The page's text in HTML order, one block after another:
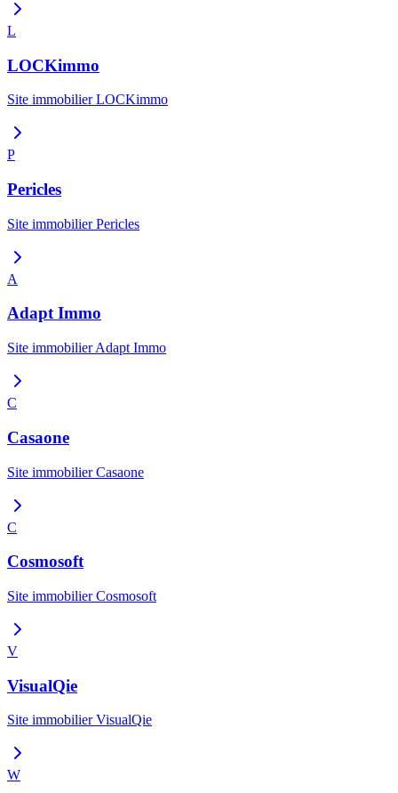
L
LOCKimmo
Site immobilierLOCKimmo
P
Pericles
Site immobilierPericles
A
Adapt Immo
Site immobilierAdapt Immo
C
Casaone
Site immobilierCasaone
C
Cosmosoft
Site immobilierCosmosoft
V
VisualQie
Site immobilierVisualQie
W